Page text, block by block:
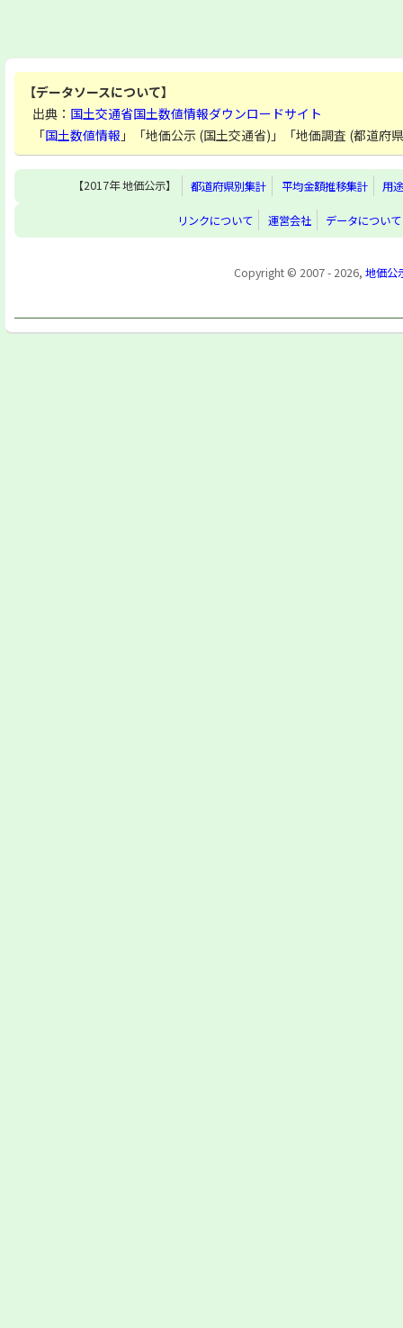
【データソースについて】
出典： 国土交通省国土数値情報ダウンロードサイト
「国土数値情報 」「地価公示 (国土交通省)」「地価調査 (都道府
【2017年 地価公示】 都道府県別集計 平均金額推移集計 用
リンクについて 運営会社 データについて
Copyright © 2007 - 2026,地価公